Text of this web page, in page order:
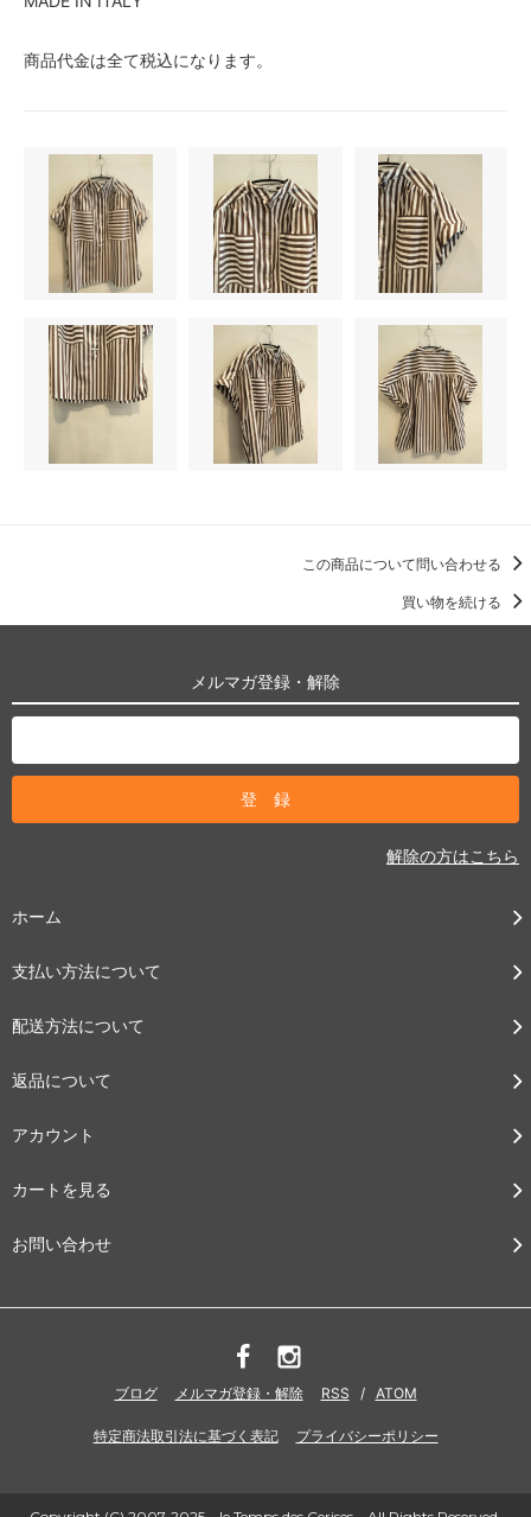
商品代金は全て税込になります。
この商品について問い合わせる
買い物を続ける
メルマガ登録・解除
解除の方はこちら
ホーム
支払い方法について
配送方法について
返品について
アカウント
カートを見る
お問い合わせ
ブログ メルマガ登録・解除 RSS / ATOM
特定商法取引法に基づく表記 プライバシーポリシー